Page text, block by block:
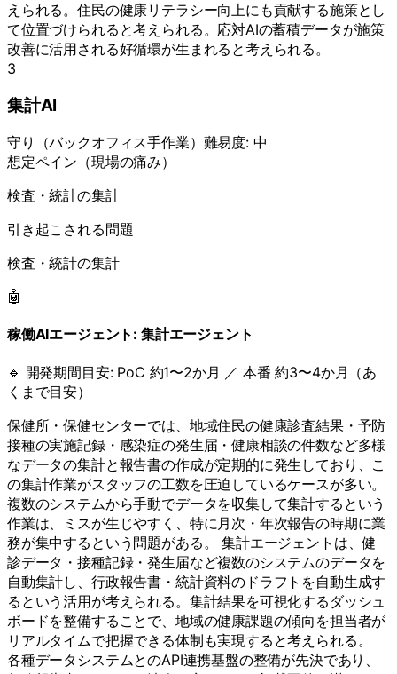
えられる。住民の健康リテラシー向上にも貢献する施策とし
て位置づけられると考えられる。応対AIの蓄積データが施策
改善に活用される好循環が生まれると考えられる。
3
集計AI
守り （バックオフィス手作業） 難易度: 中
想定ペイン（現場の痛み）
検査・統計の集計
引き起こされる問題
検査・統計の集計
🤖
稼働AIエージェント: 集計エージェント
🔹 開発期間目安: PoC 約1〜2か月 ／ 本番 約3〜4か月（あ
くまで目安）
保健所・保健センターでは、地域住民の健康診査結果・予防
接種の実施記録・感染症の発生届・健康相談の件数など多様
なデータの集計と報告書の作成が定期的に発生しており、こ
の集計作業がスタッフの工数を圧迫しているケースが多い。
複数のシステムから手動でデータを収集して集計するという
作業は、ミスが生じやすく、特に月次・年次報告の時期に業
務が集中するという問題がある。 集計エージェントは、健
診データ・接種記録・発生届など複数のシステムのデータを
自動集計し、行政報告書・統計資料のドラフトを自動生成す
るという活用が考えられる。集計結果を可視化するダッシュ
ボードを整備することで、地域の健康課題の傾向を担当者が
リアルタイムで把握できる体制も実現すると考えられる。
各種データシステムとのAPI連携基盤の整備が先決であり、